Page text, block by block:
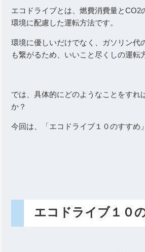
エコドライブとは、燃費消費量とCO2
環境に配慮した運転方法です。
環境に優しいだけでなく、ガソリン代
も繋がるため、いいこと尽くしの運転
では、具体的にどのようなことをすれ
か？
今回は、「エコドライブ１０のすすめ
エコドライブ１０